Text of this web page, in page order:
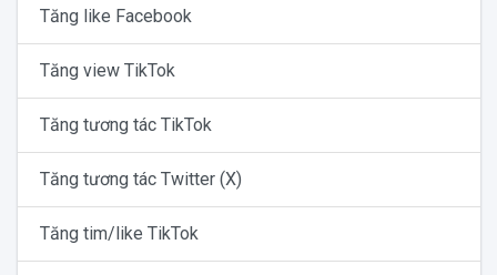
Tăng like Facebook
Tăng view TikTok
Tăng tương tác TikTok
Tăng tương tác Twitter (X)
Tăng tim/like TikTok